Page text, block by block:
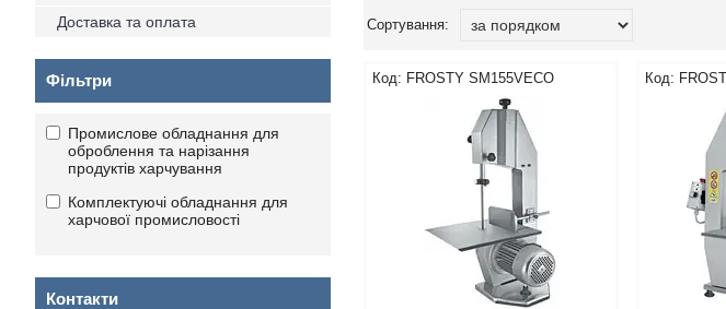
FROSTY SM155VECO
Доставка та оплата
Фільтри
Промислове обладнання для
оброблення та нарізання
продуктів харчування
Комплектуючі обладнання для
харчової промисловості
Контакти